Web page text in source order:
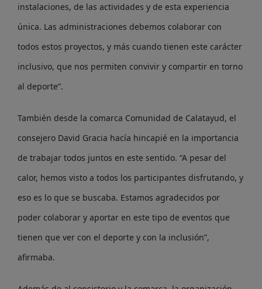
instalaciones, de las actividades y de esta experiencia
única. Las administraciones debemos colaborar con
todos estos proyectos, y más cuando tienen este carácter
inclusivo, que nos permiten convivir y compartir en torno
al deporte”.
También desde la comarca Comunidad de Calatayud, el
consejero David Gracia hacía hincapié en la importancia
de trabajar todos juntos en este sentido. “A pesar del
calor, hemos visto a todos los participantes disfrutando, y
eso es lo que se buscaba. Estamos agradecidos por
poder colaborar y aportar en este tipo de eventos que
tienen que ver con el deporte y con la inclusión”,
afirmaba.